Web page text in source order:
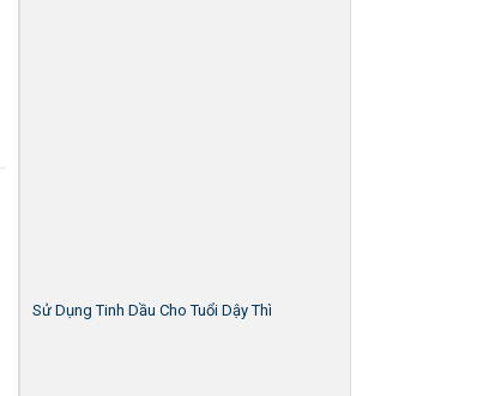
Sử Dụng Tinh Dầu Cho Tuổi Dậy Thì